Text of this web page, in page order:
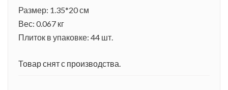
Размер: 1.35*20 см
Вес: 0.067 кг
Плиток в упаковке: 44 шт.
Товар снят с производства.